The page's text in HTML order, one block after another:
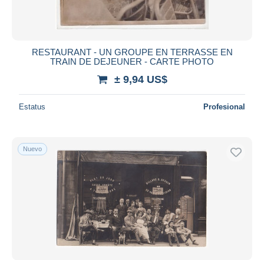
RESTAURANT - UN GROUPE EN TERRASSE EN
TRAIN DE DEJEUNER - CARTE PHOTO
± 9,94 US$
Estatus Profesional
Nuevo